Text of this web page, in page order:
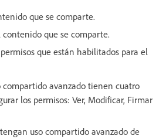
que se comparte.
que se comparte.
que están habilitados para el
compartido avanzado tienen cuatro
los permisos: Ver, Modificar, Firmar
uso compartido avanzado de